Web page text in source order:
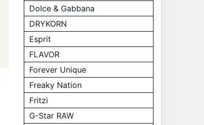
Dolce & Gabbana
DRYKORN
Esprit
FLAVOR
Forever Unique
Freaky Nation
Fritzi
G-Star RAW